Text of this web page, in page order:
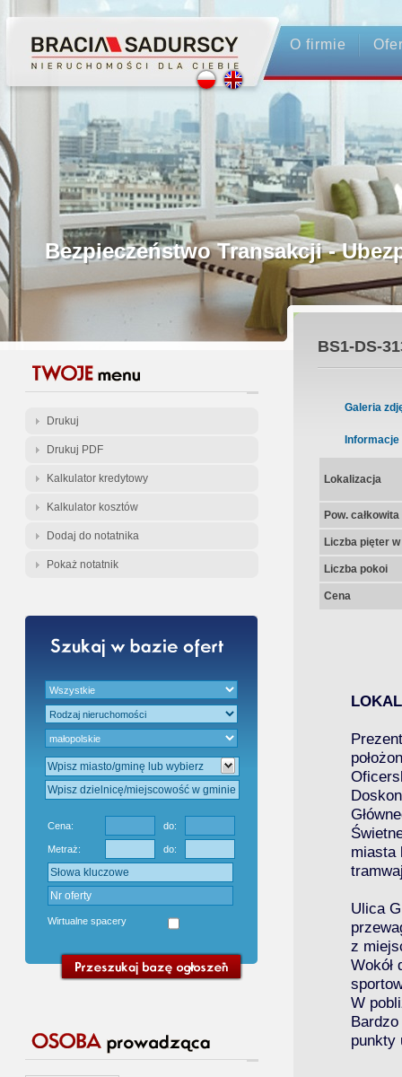
O firmie
Profesjonalne Pośrednictwo
Bezpieczeństwo Transakcji -
Licencjonowani Pośrednicy
Gwarancja Zwrotu Zadatku
Gratis - Przedwstępna Umowa
Drukuj
Drukuj PDF
Kalkulator kredytowy
Kalkulator kosztów
Dodaj do notatnika
Pokaż notatnik
Cena: do:
Metraż: do:
Wirtualne spacery
BS1-DS-
Galeria
Informacje
Lokalizacja
Pow.
Liczba pięter
Liczba pokoi
Cena
miasta
Ulica
z
Wokół
W
punkty